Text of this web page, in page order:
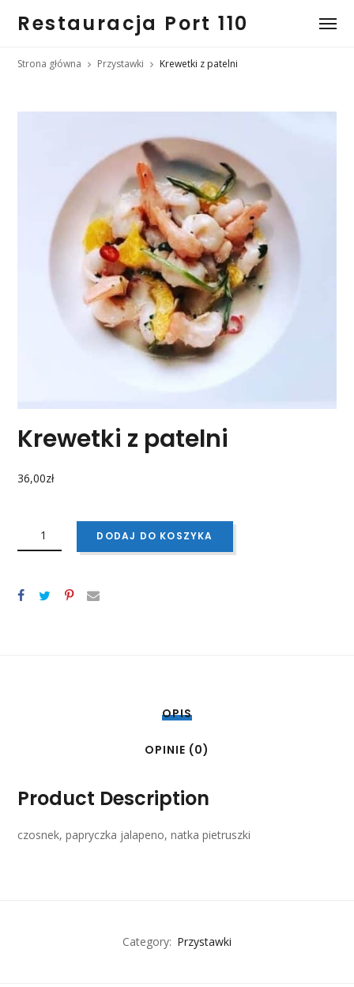
Restauracja Port 110
Strona główna Przystawki Krewetki z patelni
Krewetki z patelni
36,00zł
KREWETKI DODAJ DO KOSZYKA
OPIS
OPINIE (0)
Product Description
czosnek, papryczka jalapeno, natka pietruszki
Category: Przystawki